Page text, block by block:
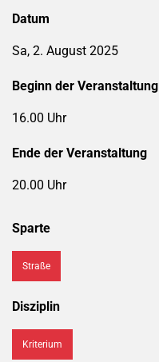
Datum
Sa, 2. August 2025
Beginn der Veranstaltung
16.00 Uhr
Ende der Veranstaltung
20.00 Uhr
Sparte
Straße
Disziplin
Kriterium